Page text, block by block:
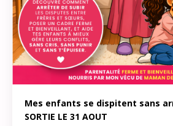
Mes enfants se dispitent sans
SORTIE LE 31 AOUT